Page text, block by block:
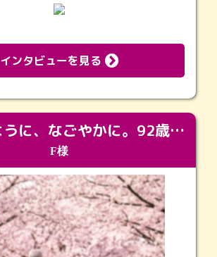
インタビューを見る
同窓会のように、なごやかに。92歳の旅立ちを彩った、再会と感謝の場
F様